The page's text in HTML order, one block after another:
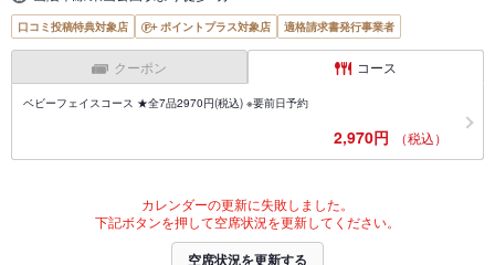
口コミ投稿特典対象店 ポイントプラス対象店 適格請求書発行事業者
クーポン コース
ベビーフェイスコース ★全7品2970円(税込) ※要前日予約
2,970円 （税込）
カレンダーの更新に失敗しました。
下記ボタンを押して空席状況を更新してください。
空席状況を更新する